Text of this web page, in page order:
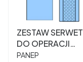
ZESTAW SERWET
DO OPERACJI
BIODRA NR 1
PRODUCENT
PANEP